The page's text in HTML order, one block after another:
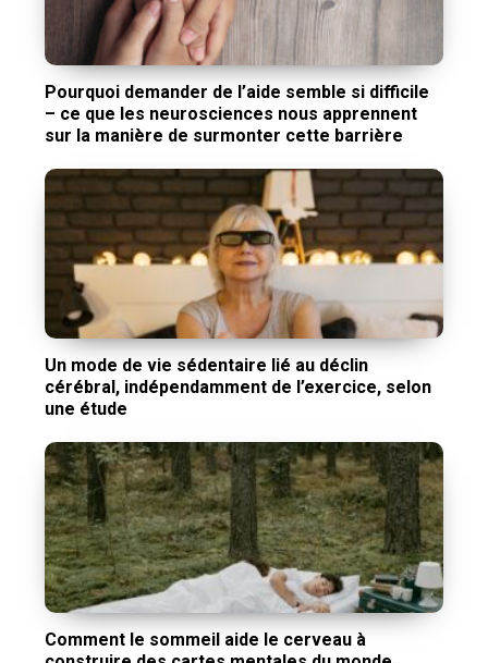
Pourquoi demander de l’aide semble si difficile
– ce que les neurosciences nous apprennent
sur la manière de surmonter cette barrière
Un mode de vie sédentaire lié au déclin
cérébral, indépendamment de l’exercice, selon
une étude
Comment le sommeil aide le cerveau à